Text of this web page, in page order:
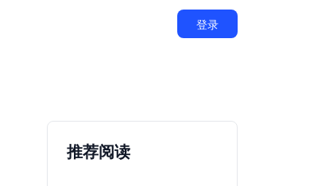
登录
推荐阅读